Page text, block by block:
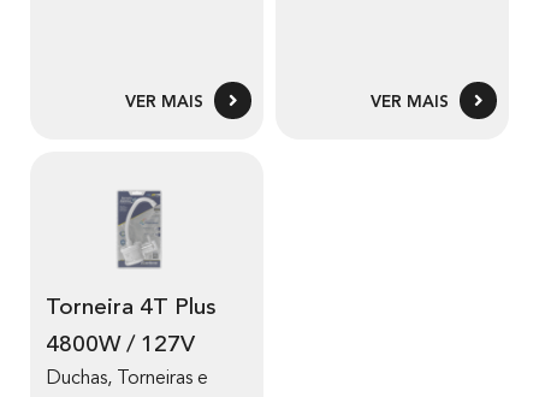
VER MAIS VER MAIS
Torneira 4T Plus
4800W / 127V
Duchas, Torneiras e